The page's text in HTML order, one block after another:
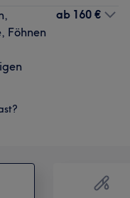
Föhnen
ab 160 €